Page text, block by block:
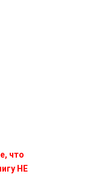
что
НЕ